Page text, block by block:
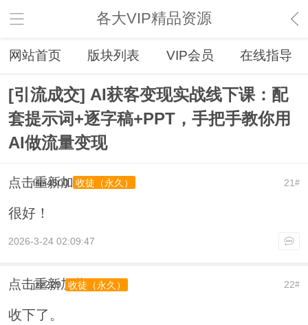
各大VIP精品资源
网站首页 版块列表 VIP会员 在线指导
[引流成交] AI获客变现实战线下课：配
套提示词+逐字稿+PPT，手把手教你用
AI做流量变现
点击重新加载 21#
lilei4500 收徒（永久）
很好！
2026-3-24 02:09:47
点击重新加载 22#
jzz229 收徒（永久）
收下了。